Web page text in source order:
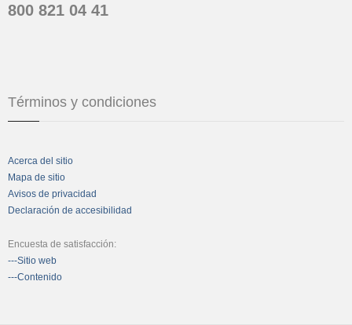
800 821 04 41
Términos y condiciones
Acerca del sitio
Mapa de sitio
Avisos de privacidad
Declaración de accesibilidad
Encuesta de satisfacción:
---Sitio web
---Contenido